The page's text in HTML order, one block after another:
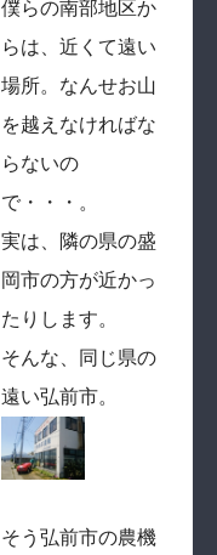
僕らの南部地区か
らは、近くて遠い
場所。なんせお山
を越えなければな
らないの
で・・・。
実は、隣の県の盛
岡市の方が近かっ
たりします。
そんな、同じ県の
遠い弘前市。
そう弘前市の農機